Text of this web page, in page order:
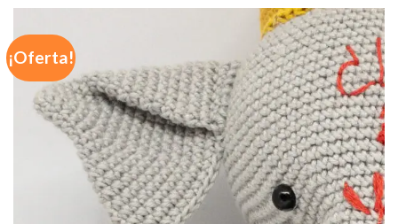
¡Oferta!